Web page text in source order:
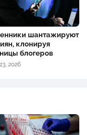
шантажируют
клонируя
блогеров
2026